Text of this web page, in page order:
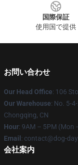
国際保証
使用国で提供
お問い合わせ
Our Head Office: 106
Our Warehouse: No. 5-
Chongqing, CN
Hour: 9AM – 5PM (Mon
Email : contact@dog-
会社案内